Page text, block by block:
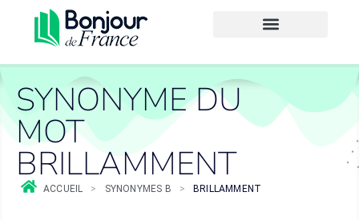
SYNONYME DU
MOT
BRILLAMMENT
ACCUEIL > SYNONYMES B > BRILLAMMENT